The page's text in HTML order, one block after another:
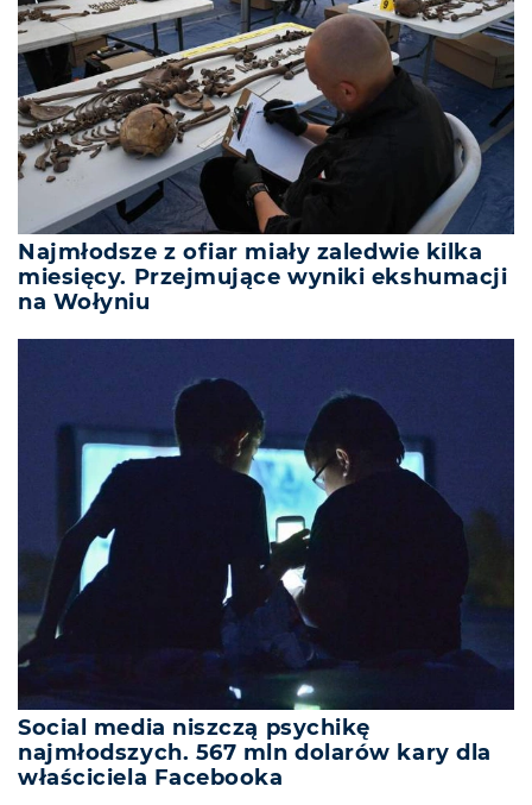
Najmłodsze z ofiar miały zaledwie kilka
miesięcy. Przejmujące wyniki ekshumacji
na Wołyniu
Social media niszczą psychikę
najmłodszych. 567 mln dolarów kary dla
właściciela Facebooka